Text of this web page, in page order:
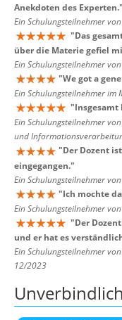
Anekdoten des Experten."
Ein Schulungsteilnehmer
"Das
über die Materie gefiel
Ein Schulungsteilnehmer
"We got a
Ein Schulungsteilnehmer im
"
Ein Schulungsteilnehmer
und
"Der Dozent
eingegangen."
Ein Schulungsteilnehmer
"Ich mochte
Ein Schulungsteilnehmer
"Der
und er hat es
Ein Schulungsteilnehmer
12/2023